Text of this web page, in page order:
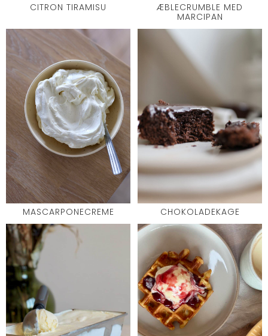
CITRON TIRAMISU
ÆBLECRUMBLE MED
MARCIPAN
MASCARPONECREME CHOKOLADEKAGE